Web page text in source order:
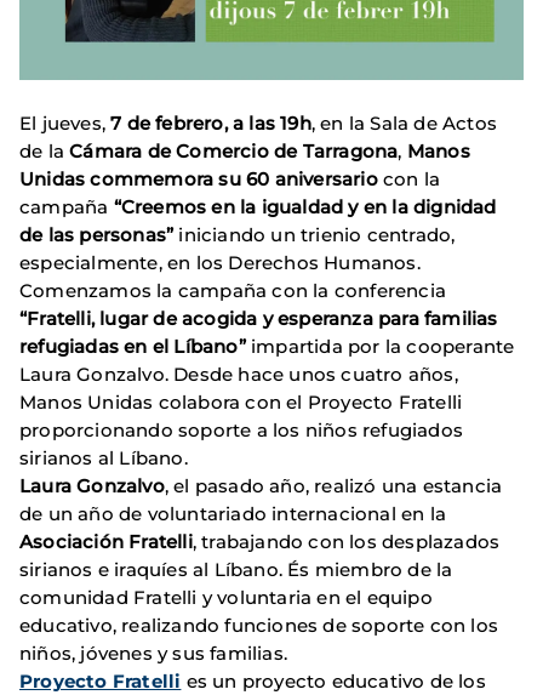
El jueves,7 de febrero, a las 19h, en la Sala de Actos
de laCámara de Comercio de Tarragona, Manos
Unidas commemora su 60 aniversariocon la
campaña “Creemos en la igualdad y en la dignidad
de las personas”iniciando un trienio centrado,
especialmente, en los Derechos Humanos.
Comenzamos la campaña con la conferencia
“Fratelli, lugar de acogida y esperanza para familias
refugiadas en el Líbano”impartida por la cooperante
Laura Gonzalvo. Desde hace unos cuatro años,
Manos Unidas colabora con el Proyecto Fratelli
proporcionando soporte a los niños refugiados
sirianos al Líbano.
Laura Gonzalvo, el pasado año, realizó una estancia
de un año de voluntariado internacional en la
Asociación Fratelli, trabajando con los desplazados
sirianos e iraquíes al Líbano. És miembro de la
comunidad Fratelli y voluntaria en el equipo
educativo, realizando funciones de soporte con los
niños, jóvenes y sus familias.
Proyecto Fratelli es un proyecto educativo de los